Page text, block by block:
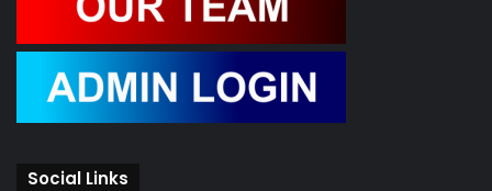
Social Links